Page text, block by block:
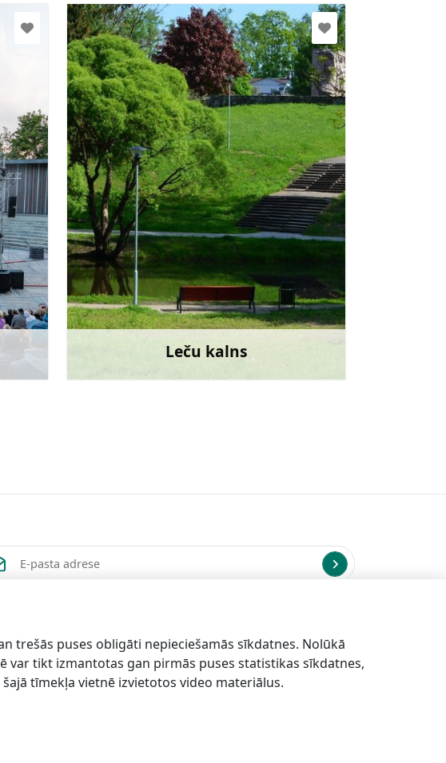
Leču kalns
Doties
Uzzināt vairāk
trešās puses obligāti nepieciešamās sīkdatnes. Nolūkā
tikt izmantotas gan pirmās puses statistikas sīkdatnes,
tīmekļa vietnē izvietotos video materiālus.